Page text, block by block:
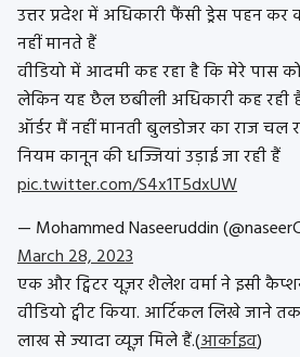
उत्तर प्रदेश में अधिकारी फैंसी ड्रेस पहन कर
नहीं मानते हैं
वीडियो में आदमी कह रहा है कि मेरे पास
लेकिन यह छैल छबीली अधिकारी कह रही
ऑर्डर मैं नहीं मानती बुलडोजर का राज चल
नियम कानून की धज्जियां उड़ाई जा रही हैं
pic.twitter.com/S4x1T5dxUW
— Mohammed Naseeruddin
March 28, 2023
एक और ट्विटर यूज़र शैलेश वर्मा ने इसी
वीडियो ट्वीट किया. आर्टिकल लिखे जाने
लाख से ज्यादा व्यूज़ मिले हैं.(आर्काइव)